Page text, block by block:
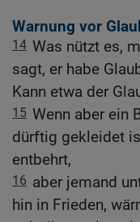
Warnung vor
14 Was nützt es,
sagt, er habe
Kann etwa der
15 Wenn aber ein
dürftig gekleidet
entbehrt,
16 aber jemand
hin in Frieden,